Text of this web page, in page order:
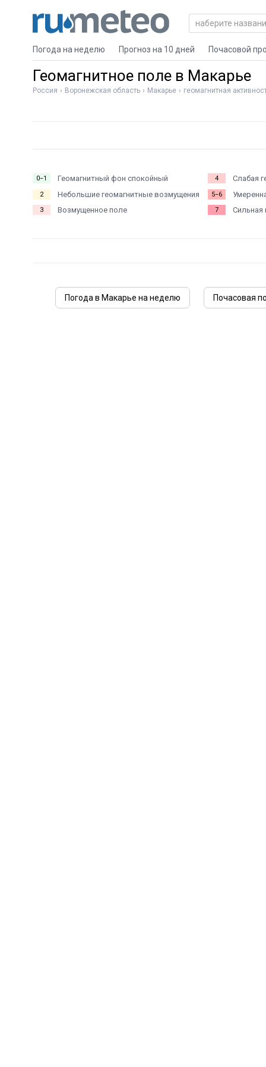
Погода на неделю Прогноз на 10 дней Почасовой
Геомагнитное поле в Макарье
Россия Воронежская область Макарье геомагнитная
0−1 Геомагнитный фон спокойный
2 Небольшие геомагнитные возмущения
3 Возмущенное поле
4 Слабая
5−6
7 Сильная
Погода в Макарье на неделю Почасовая